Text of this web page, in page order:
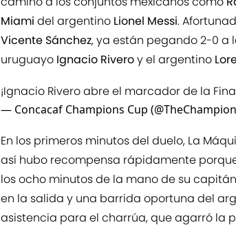
Miami del argentino Lionel Messi.
Vicente Sánchez, ya están pegando 2-0 a
uruguayo Ignacio Riveroy el argentino
¡Ignacio Rivero abre el marcador de la
— Concacaf Champions Cup
En los primeros minutos del duelo, La
así hubo recompensa rápidamente
los ocho minutos de la mano de su
en la salida y una barrida oportuna del
asistencia para el charrúa, que agarró la